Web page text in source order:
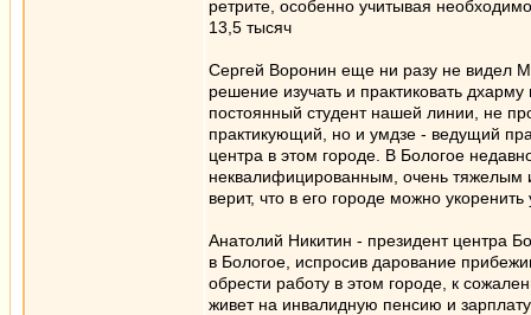
ретрите, особенно учитывая
13,5 тысяч
Сергей Воронин еще ни разу не видел
решение изучать и практиковать
постоянный студент нашей линии, не
практикующий, но и умдзе - ведущий
центра в этом городе. В Бологое
неквалифицированным, очень тяжелым
верит, что в его городе можно
Анатолий Никитин - президент центра
в Бологое, испросив дарование
обрести работу в этом городе, к
живет на инвалидную пенсию и